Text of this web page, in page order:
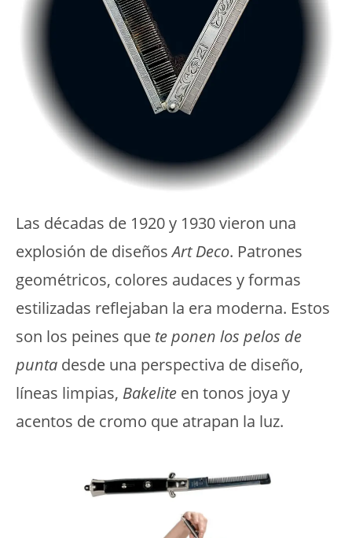
Las décadas de 1920 y 1930 vieron una
explosión de diseñosArt Deco. Patrones
geométricos, colores audaces y formas
estilizadas reflejaban la era moderna. Estos
son los peines que te ponen los pelos de
punta desde una perspectiva de diseño,
líneas limpias, Bakelite en tonos joya y
acentos de cromo que atrapan la luz.